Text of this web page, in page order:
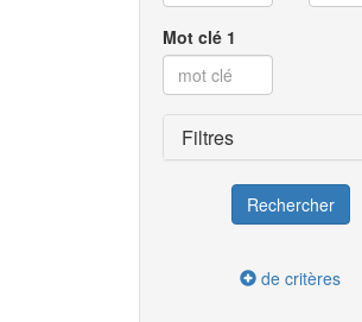
Mot clé 1
Filtres
de critères